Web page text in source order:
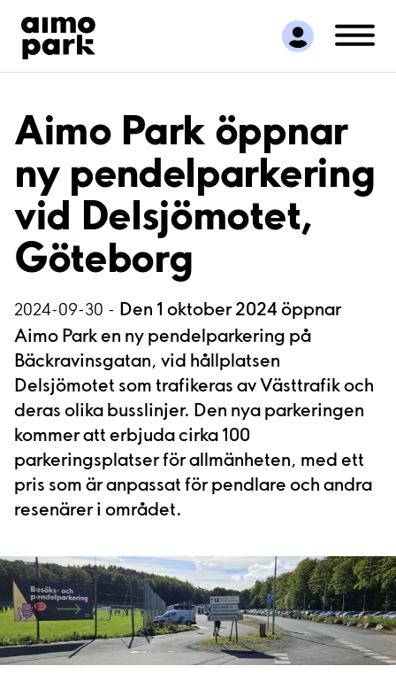
Hitta parkering
Samarbete
Kundservice
Aimo Park öppnar
ny pendelparkering
vid Delsjömotet,
Göteborg
2024-09-30 - Den 1 oktober 2024 öppnar
Aimo Park en ny pendelparkering på
Bäckravinsgatan, vid hållplatsen
Delsjömotet som trafikeras av Västtrafik och
deras olika busslinjer. Den nya parkeringen
kommer att erbjuda cirka 100
parkeringsplatser för allmänheten, med ett
pris som är anpassat för pendlare och andra
resenärer i området.